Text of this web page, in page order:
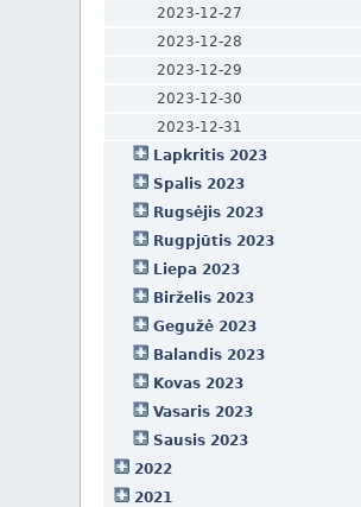
2023-12-27
2023-12-28
2023-12-29
2023-12-30
2023-12-31
Lapkritis 2023
Spalis 2023
Rugsėjis 2023
Rugpjūtis 2023
Liepa 2023
Birželis 2023
Gegužė 2023
Balandis 2023
Kovas 2023
Vasaris 2023
Sausis 2023
2022
2021